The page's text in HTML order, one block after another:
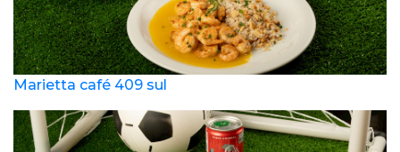
Marietta café 409 sul